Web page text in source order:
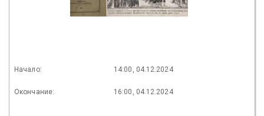
Начало: 14:00, 04.12.2024
Окончание: 16:00, 04.12.2024